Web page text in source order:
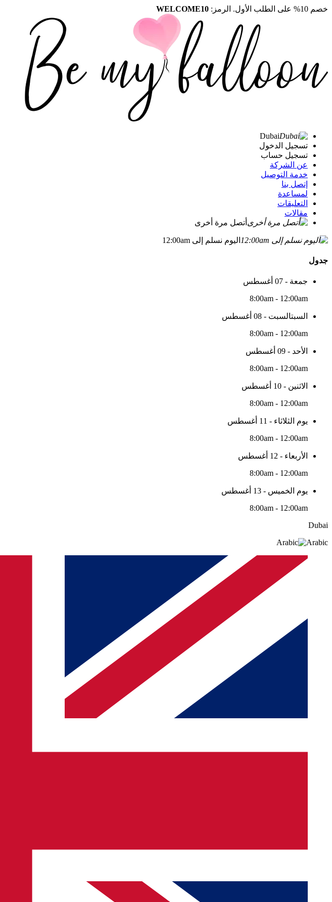
خصم 10% على الطلب الأول. الرمز: WELCOME10
Dubai
تسجيل الدخول
تسجيل حساب
عن الشركة
خدمة التوصيل
إتصل بنا
لمساعدة
التعليقات
مقالات
أتصل مرة أخرى
اليوم نسلم إلى 12:00am
جدول
جمعة - 07 أغسطس
8:00am - 12:00am
السبتالسبت - 08 أغسطس
8:00am - 12:00am
الأحد - 09 أغسطس
8:00am - 12:00am
الاثنين - 10 أغسطس
8:00am - 12:00am
يوم الثلاثاء - 11 أغسطس
8:00am - 12:00am
الأربعاء - 12 أغسطس
8:00am - 12:00am
يوم الخميس - 13 أغسطس
8:00am - 12:00am
Dubai
Arabic